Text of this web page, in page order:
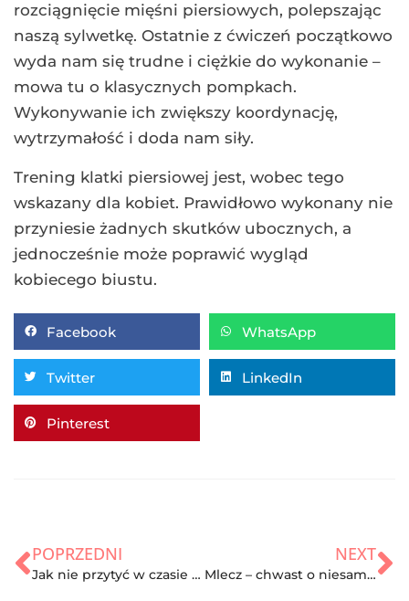
rozciągnięcie mięśni piersiowych, polepszając
naszą sylwetkę. Ostatnie z ćwiczeń początkowo
wyda nam się trudne i ciężkie do wykonanie –
mowa tu o klasycznych pompkach.
Wykonywanie ich zwiększy koordynację,
wytrzymałość i doda nam siły.
Trening klatki piersiowej jest, wobec tego
wskazany dla kobiet. Prawidłowo wykonany nie
przyniesie żadnych skutków ubocznych, a
jednocześnie może poprawić wygląd
kobiecego biustu.
Facebook WhatsApp
Twitter LinkedIn
Pinterest
POPRZEDNI
Jak nie przytyć w czasie epidemii? Doradzamy!
NEXT
Mlecz – chwast o niesamowitych właściwościach